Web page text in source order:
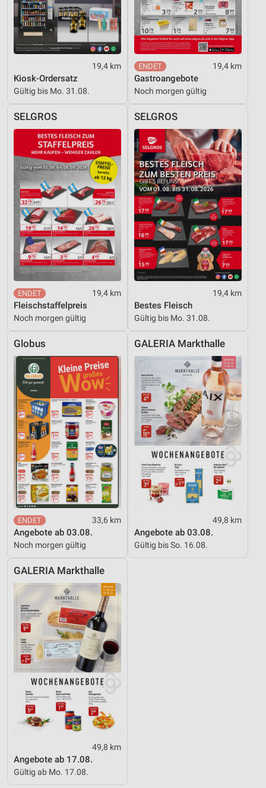
19,4 km
Kiosk-Ordersatz
Gültig bis Mo. 31.08.
19,4 km
Gastroangebote
Noch morgen gültig
SELGROS
19,4 km
Fleischstaffelpreis
Noch morgen gültig
SELGROS
19,4 km
Bestes Fleisch
Gültig bis Mo. 31.08.
Globus
33,6 km
Angebote ab 03.08.
Noch morgen gültig
GALERIA Markthalle
49,8 km
Angebote ab 03.08.
Gültig bis So. 16.08.
GALERIA Markthalle
49,8 km
Angebote ab 17.08.
Gültig ab Mo. 17.08.